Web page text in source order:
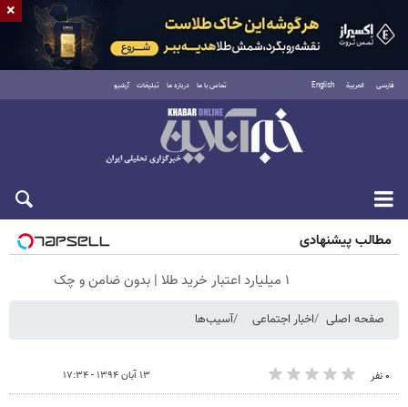
فارسی العربية English تماس با ما درباره ما تبلیغات آرشیو
شنبه ۱۷ مرداد ۱۴۰۵
مطالب پیشنهادی
۱ میلیارد اعتبار خرید طلا | بدون ضامن و چک
صفحه اصلی اخبار اجتماعی آسیب‌ها
۰ نفر ۱۳ آبان ۱۳۹۴ - ۱۷:۳۴
×